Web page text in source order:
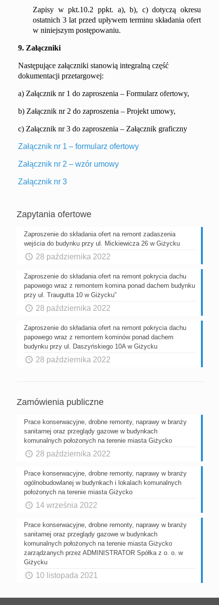
Zapisy w pkt.10.2 ppkt. a), b), c) dotyczą okresu
ostatnich 3 lat przed upływem terminu składania ofert
w niniejszym postępowaniu.
9. Załączniki
Następujące załączniki stanowią integralną część
dokumentacji przetargowej:
a) Załącznik nr 1 do zaproszenia – Formularz ofertowy,
b) Załącznik nr 2 do zaproszenia – Projekt umowy,
c) Załącznik nr 3 do zaproszenia – Załącznik graficzny
Załącznik nr 1 – formularz ofertowy
Załącznik nr 2 – wzór umowy
Załącznik nr 3
Zapytania ofertowe
Zaproszenie do składania ofert na remont zadaszenia
wejścia do budynku przy ul. Mickiewicza 26 w Giżycku
28 października 2022
Zaproszenie do składania ofert na remont pokrycia dachu
papowego wraz z remontem komina ponad dachem budynku
przy ul. Traugutta 10 w Giżycku”
28 października 2022
Zaproszenie do składania ofert na remont pokrycia dachu
papowego wraz z remontem kominów ponad dachem
budynku przy ul. Daszyńskiego 10A w Giżycku
28 października 2022
Zamówienia publiczne
Prace konserwacyjne, drobne remonty, naprawy w branży
sanitarnej oraz przeglądy gazowe w budynkach
komunalnych położonych na terenie miasta Giżycko
28 października 2022
Prace konserwacyjne, drobne remonty, naprawy w branży
ogólnobudowlanej w budynkach i lokalach komunalnych
położonych na terenie miasta Giżycko
14 września 2022
Prace konserwacyjne, drobne remonty, naprawy w branży
sanitarnej oraz przeglądy gazowe w budynkach
komunalnych położonych na terenie miasta Giżycko
zarządzanych przez ADMINISTRATOR Spółka z o. o. w
Giżycku
10 listopada 2021